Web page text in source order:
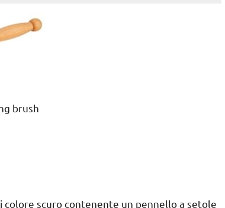
brush
colore scuro contenente un pennello a setole